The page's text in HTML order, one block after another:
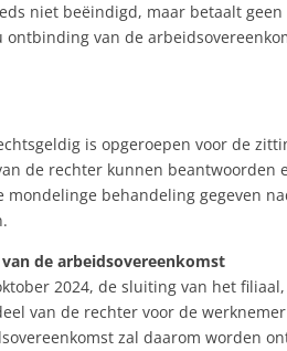
niet beëindigd, maar betaalt
van de
is opgeroepen voor de
de rechter kunnen
behandeling gegeven
de arbeidsovereenkomst
2024, de sluiting van het
van de rechter voor de
zal daarom worden